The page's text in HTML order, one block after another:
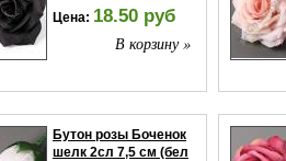
Цена: 18.50 руб
В корзину »
Бутон розы Боченок
шелк 2сл 7,5 см (бел